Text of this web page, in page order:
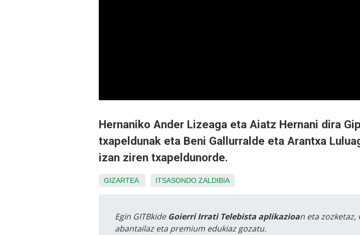
Hernaniko Ander Lizeaga eta Aiatz Hernani dira
txapeldunak eta Beni Gallurralde eta Arantxa
izan ziren txapeldunorde.
GIZARTEA ITSASONDO ZALDIBIA
Egin GITBkide Goierri Irrati Telebista aplikazioan eta zozketaz,
abantailaz eta premium edukiaz gozatu.